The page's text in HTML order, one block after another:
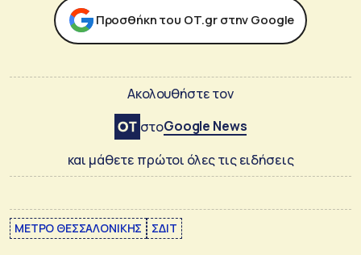
Προσθήκη του ΟΤ.gr στην Google
Ακολουθήστε τον
στοGoogle News
και μάθετε πρώτοι όλες τις ειδήσεις
ΜΕΤΡΟ ΘΕΣΣΑΛΟΝΙΚΗΣ ΣΔΙΤ